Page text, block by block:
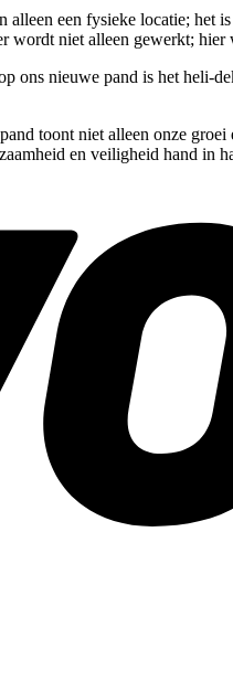
alleen een fysieke locatie; het
wordt niet alleen gewerkt; hier
ons nieuwe pand is het heli-
toont niet alleen onze
en veiligheid hand in